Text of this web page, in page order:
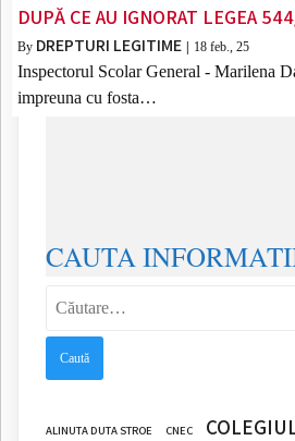
DUPĂ CE AU IGNORAT LEGEA
By DREPTURI LEGITIME 18 feb., 25
Inspectorul Scolar General - Marilena
impreuna cu fosta…
CAUTA
ALINUTA DUTA STROE CNEC